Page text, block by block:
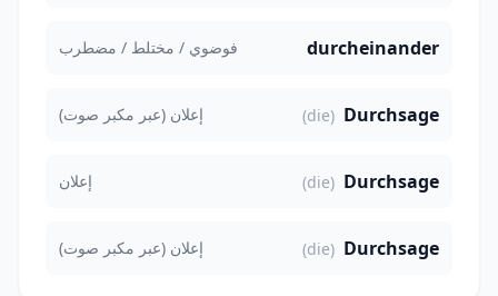
durcheinander فوضوي / مختلط / مضطرب
Durchsage
(die) إعلان (عبر مكبر صوت)
Durchsage
(die) إعلان
Durchsage
(die) إعلان (عبر مكبر صوت)